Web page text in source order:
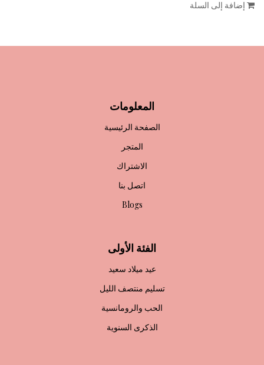
إضافة إلى السلة
المعلومات
الصفحة الرئيسية
المتجر
الاشتراك
اتصل بنا
Blogs
الفئة الأولى
عيد ميلاد سعيد
تسليم منتصف الليل
الحب والرومانسية
الذكرى السنوية